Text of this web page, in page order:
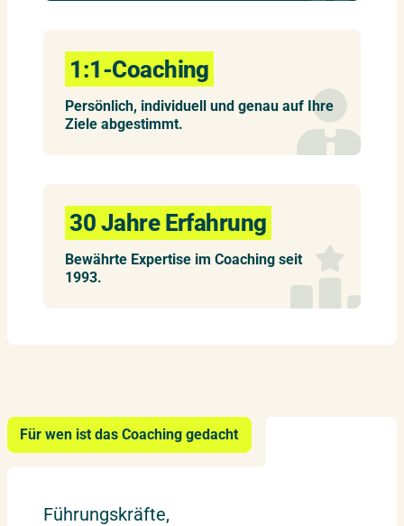
1:1-Coaching
Persönlich, individuell und genau auf Ihre
Ziele abgestimmt.
30 Jahre Erfahrung
Bewährte Expertise im Coaching seit
1993.
Für wen ist das Coaching gedacht
Führungskräfte,